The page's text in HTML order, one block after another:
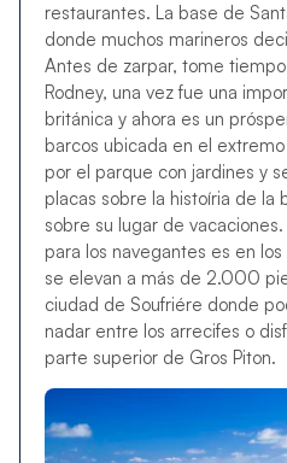
restaurantes. La base de
donde muchos marineros
Antes de zarpar, tome
Rodney, una vez fue una
británica y ahora es un
barcos ubicada en el
por el parque con jardines y
placas sobre la histoíria de la
sobre su lugar de
para los navegantes es en
se elevan a más de 2.000
ciudad de Soufriére donde
nadar entre los arrecifes o
parte superior de Gros Piton.